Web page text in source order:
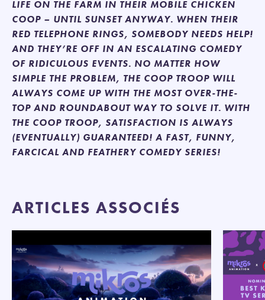
LIFE ON THE FARM IN THEIR MOBILE CHICKEN
COOP – UNTIL SUNSET ANYWAY. WHEN THEIR
RED TELEPHONE RINGS, SOMEBODY NEEDS HELP!
AND THEY’RE OFF IN AN ESCALATING COMEDY
OF RIDICULOUS EVENTS. NO MATTER HOW
SIMPLE THE PROBLEM, THE COOP TROOP WILL
ALWAYS COME UP WITH THE MOST OVER-THE-
TOP AND ROUNDABOUT WAY TO SOLVE IT. WITH
THE COOP TROOP, SATISFACTION IS ALWAYS
(EVENTUALLY) GUARANTEED! A FAST, FUNNY,
FARCICAL AND FEATHERY COMEDY SERIES!
ARTICLES ASSOCIÉS